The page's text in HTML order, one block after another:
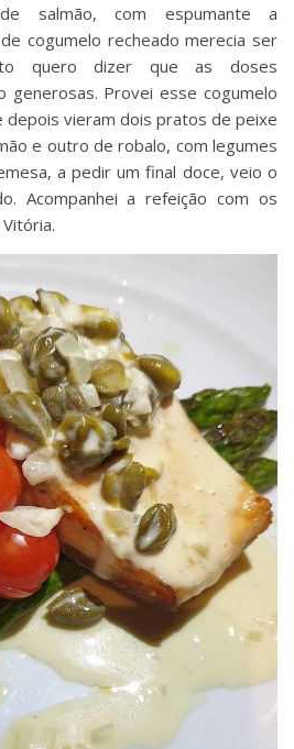
salmão, com espumante a
cogumelo recheado merecia ser
quero dizer que as doses
generosas. Provei esse cogumelo
depois vieram dois pratos de peixe
e outro de robalo, com legumes
a pedir um final doce, veio o
Acompanhei a refeição com os